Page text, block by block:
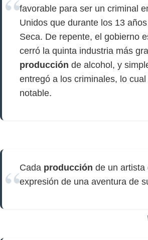
favorable para ser un criminal
Unidos que durante los 13
Seca. De repente, el gobierno
cerró la quinta industria más
producción de alcohol, y
entregó a los criminales, lo
notable.
Cada producción de un artista
expresión de una aventura de